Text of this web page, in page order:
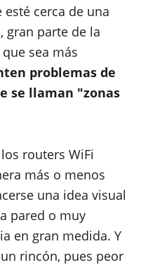
cerca de una
gran parte de la
sea más
problemas de
se llaman "zonas
routers WiFi
más o menos
una idea visual
pared o muy
en gran medida. Y
rincón, pues peor